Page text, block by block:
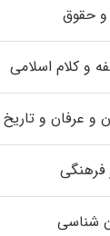
و حقوق
و کلام اسلامی
و عرفان و
فرهنگی
شناسی